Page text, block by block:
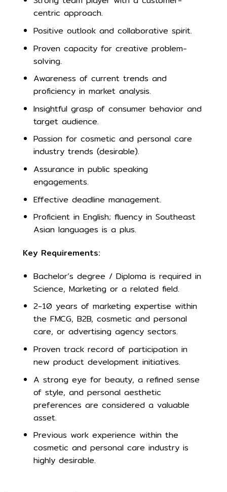
centric approach.
Positive outlook and collaborative spirit.
Proven capacity for creative problem-
solving.
Awareness of current trends and
proficiency in market analysis.
Insightful grasp of consumer behavior and
target audience.
Passion for cosmetic and personal care
industry trends (desirable).
Assurance in public speaking
engagements.
Effective deadline management.
Proficient in English; fluency in Southeast
Asian languages is a plus.
Key Requirements:
Bachelor’s degree / Diploma is required in
Science, Marketing or a related field.
2-10 years of marketing expertise within
the FMCG, B2B, cosmetic and personal
care, or advertising agency sectors.
Proven track record of participation in
new product development initiatives.
A strong eye for beauty, a refined sense
of style, and personal aesthetic
preferences are considered a valuable
asset.
Previous work experience within the
cosmetic and personal care industry is
highly desirable.